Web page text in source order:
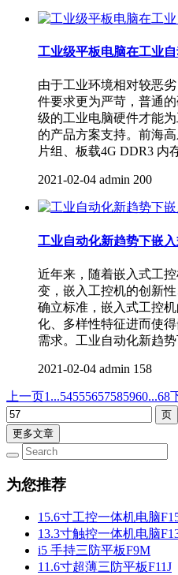
工业级平板电脑在工业
由于工业环境相对较恶
件要求更为严苛，普通
级的工业电脑硬件才能
的产品方案支持。前海
片组、板载4G DDR3 内
2021-02-04 admin 200
工业自动化新趋势下嵌
近年来，随着嵌入式工
变，嵌入工控机的创新
确立标准，嵌入式工控
化、多样性特征进而使
需求。工业自动化新趋
2021-02-04 admin 158
上一页1...54555657585960...68
更多文章
为您推荐
15.6寸工控一体机电脑
13.3寸触控一体机电脑
i5 手持三防平板F9M
11.6寸超薄三防平板F11J